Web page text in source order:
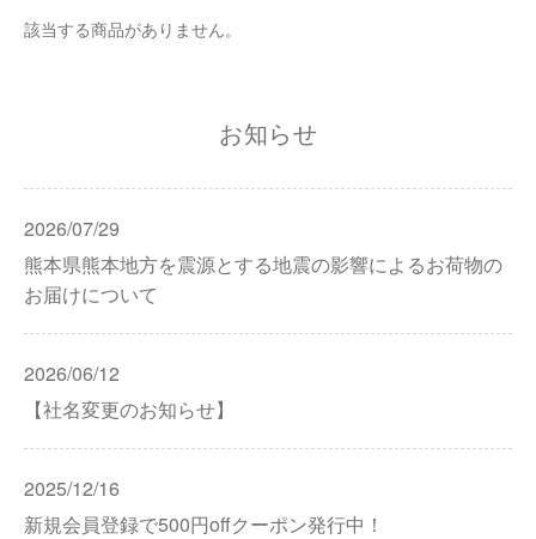
該当する商品がありません。
お知らせ
2026/07/29
熊本県熊本地方を震源とする地震の影響によるお荷物の
お届けについて
2026/06/12
【社名変更のお知らせ】
2025/12/16
新規会員登録で500円offクーポン発行中！